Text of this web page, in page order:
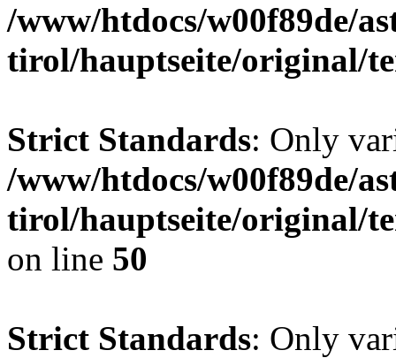
/www/htdocs/w00f89de/
tirol/hauptseite/original/
Strict Standards: Only
/www/htdocs/w00f89de/
tirol/hauptseite/original/
on line 50
Strict Standards: Only